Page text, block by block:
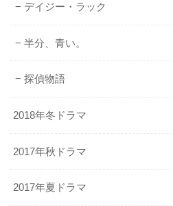
デイジー・ラック
半分、青い。
探偵物語
2018年冬ドラマ
2017年秋ドラマ
2017年夏ドラマ